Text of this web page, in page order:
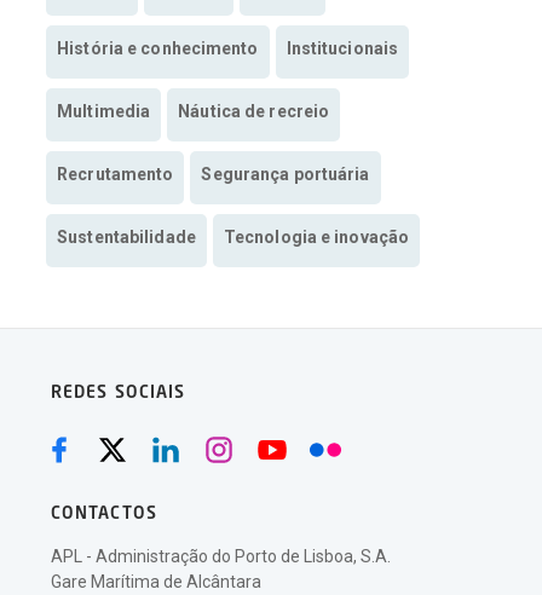
História e conhecimento Institucionais
Multimedia Náutica de recreio
Recrutamento Segurança portuária
Sustentabilidade Tecnologia e inovação
REDES SOCIAIS
CONTACTOS
APL - Administração do Porto de Lisboa, S.A.
Gare Marítima de Alcântara